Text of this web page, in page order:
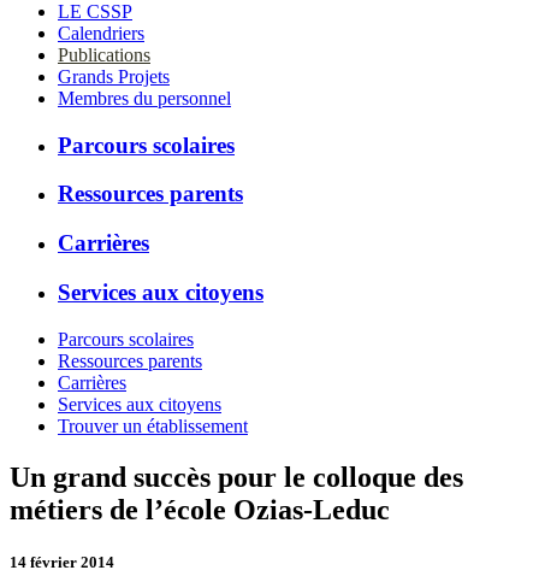
LE CSSP
Calendriers
Publications
Grands Projets
Membres du personnel
Parcours scolaires
Ressources parents
Carrières
Services aux citoyens
Parcours scolaires
Ressources parents
Carrières
Services aux citoyens
Trouver un établissement
Un grand succès pour le colloque des
métiers de l’école Ozias-Leduc
14 février 2014